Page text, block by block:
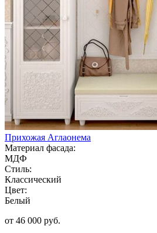
Прихожая Аглаонема
Материал фасада:
МДФ
Стиль:
Классический
Цвет:
Белый
от 46 000 руб.